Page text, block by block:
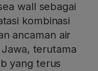
wall sebagai
kombinasi
ancaman air
terutama
yang terus